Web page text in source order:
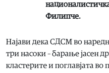
Филипче.
Најави дека СДСМ во
три насоки – барање јасен
кластерите и поглавјата во